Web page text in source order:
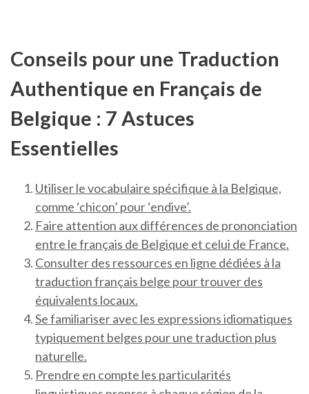
Conseils pour une Traduction
Authentique en Français de
Belgique : 7 Astuces
Essentielles
Utiliser le vocabulaire spécifique à la Belgique,
comme ‘chicon’ pour ‘endive’.
Faire attention aux différences de prononciation
entre le français de Belgique et celui de France.
Consulter des ressources en ligne dédiées à la
traduction français belge pour trouver des
équivalents locaux.
Se familiariser avec les expressions idiomatiques
typiquement belges pour une traduction plus
naturelle.
Prendre en compte les particularités